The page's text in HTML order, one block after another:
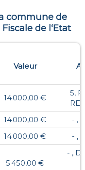
commune de
de l‘Etat
Valeur
14 000,00 €
5,
14 000,00 €
- ,
14 000,00 € - ,
5 450,00 €
- ,